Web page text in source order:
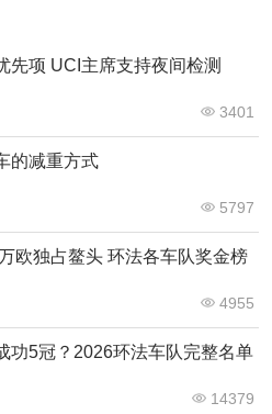
先项 UCI主席支持夜间检测
3401
的减重方式
5797
欧独占鳌头 环法各车队奖金榜
4955
功5冠？2026环法车队完整名单
14379